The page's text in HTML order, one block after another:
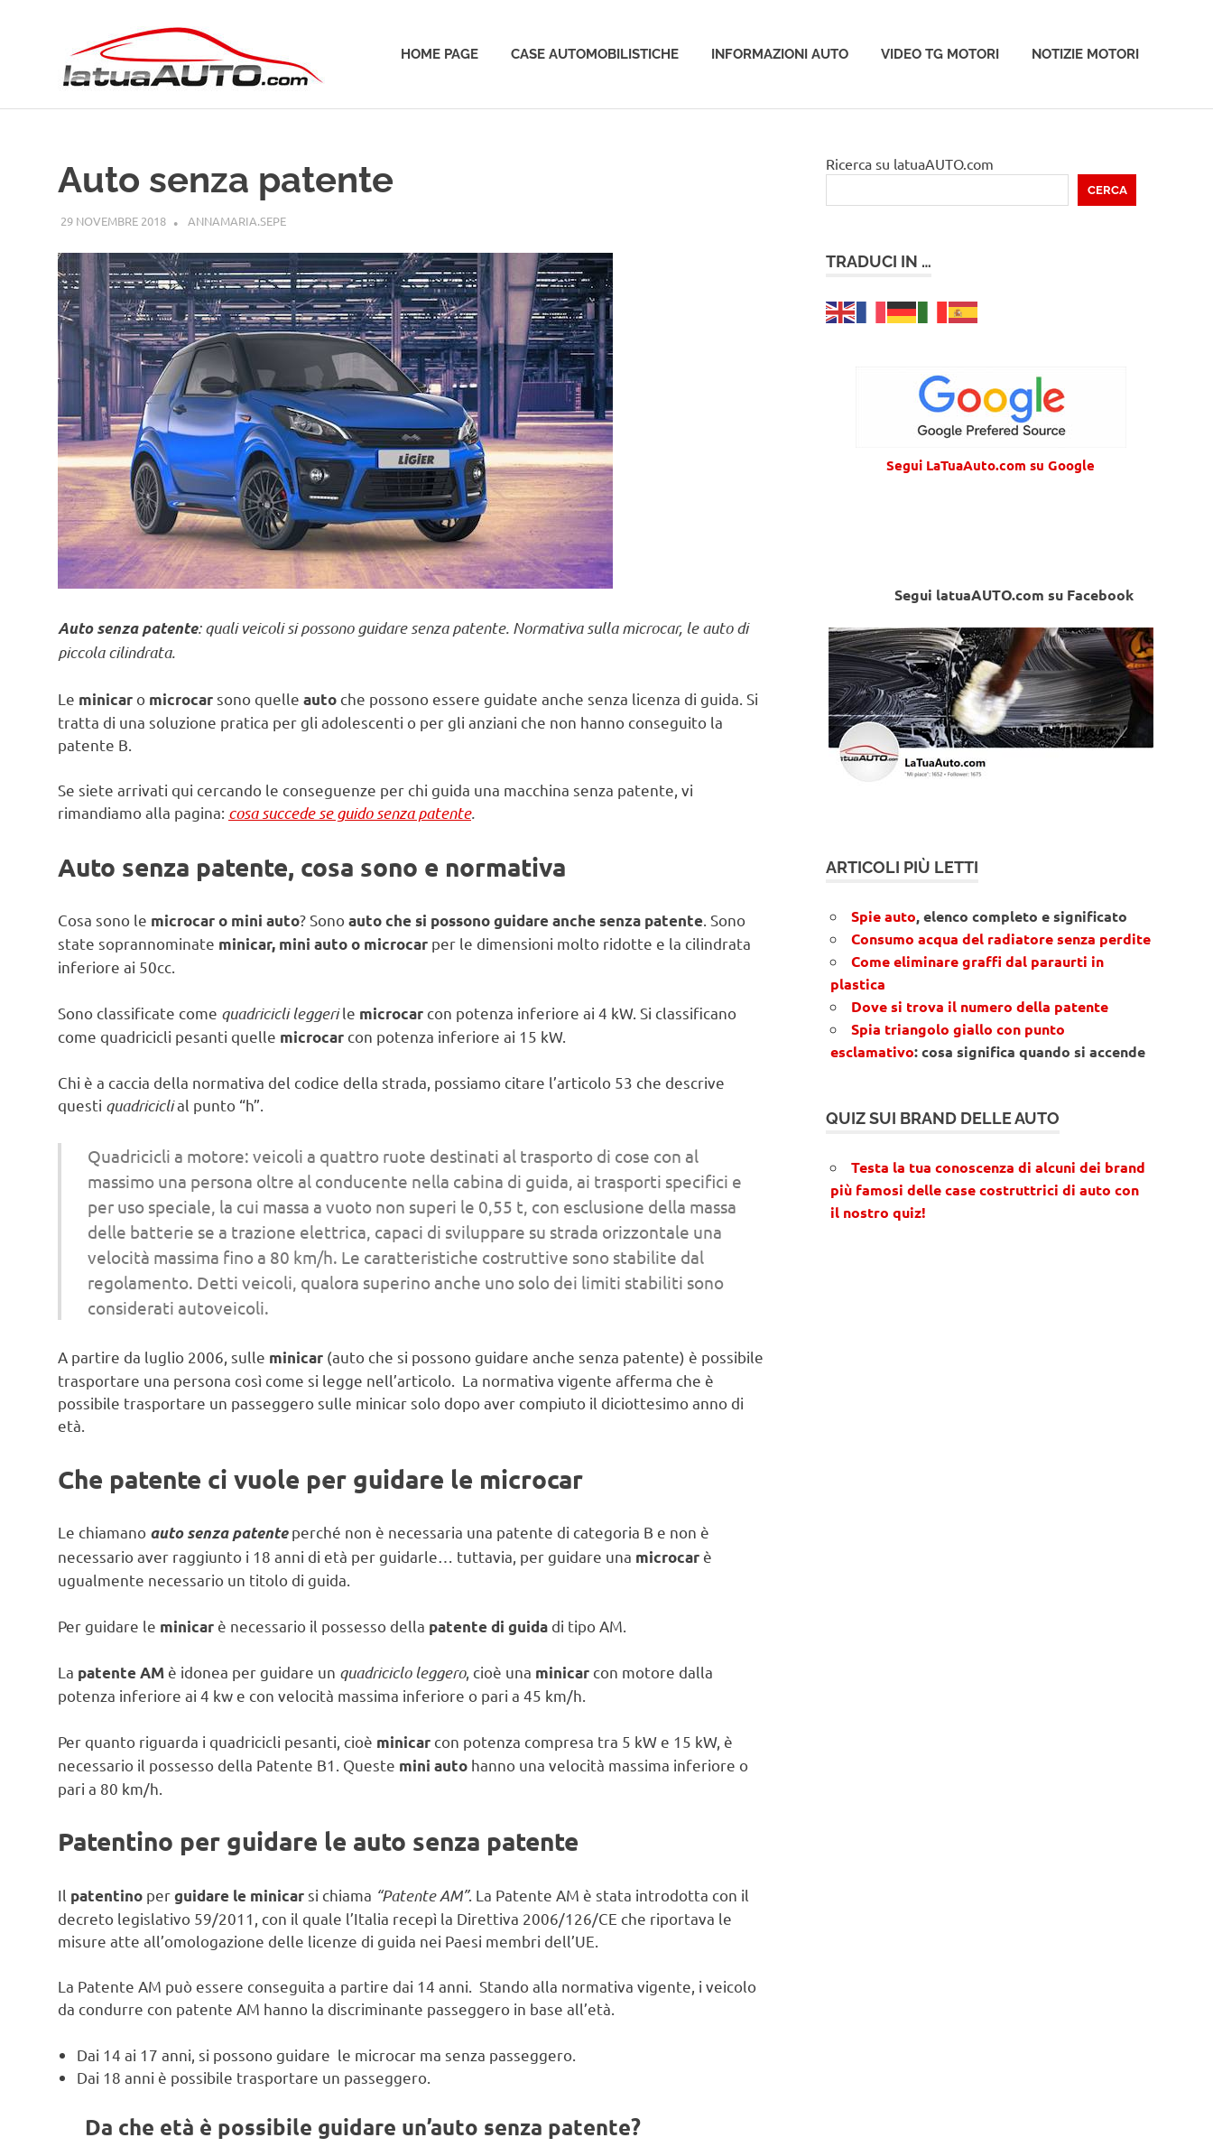
HOME PAGE CASE AUTOMOBILISTICHE INFORMAZIONI AUTO VIDEO TG MOTORI NOTIZIE MOTORI
Auto senza patente
29 NOVEMBRE 2018 ANNAMARIA.SEPEPATENTE
Auto senza patente: quali veicoli si possono guidare senza patente. Normativa sulla microcar, le auto di
piccola cilindrata.
Le minicar o microcar sono quelle auto che possono essere guidate anche senza licenza di guida. Si
tratta di una soluzione pratica per gli adolescenti o per gli anziani che non hanno conseguito la
patente B.
Se siete arrivati qui cercando le conseguenze per chi guida una macchina senza patente, vi
rimandiamo alla pagina: cosa succede se guido senza patente.
Auto senza patente, cosa sono e normativa
Cosa sono le microcar o mini auto? Sonoauto che si possono guidare anche senza patente. Sono
state soprannominate minicar, mini auto o microcar per le dimensioni molto ridotte e la cilindrata
inferiore ai 50cc.
Sono classificate come quadricicli leggerile microcar con potenza inferiore ai 4 kW. Si classificano
come quadricicli pesanti quelle microcar con potenza inferiore ai 15 kW.
Chi è a caccia della normativa del codice della strada, possiamo citare l’articolo 53 che descrive
questi quadriciclial punto “h”.
Quadricicli a motore: veicoli a quattro ruote destinati al trasporto di cose con al
massimo una persona oltre al conducente nella cabina di guida, ai trasporti specifici e
per uso speciale, la cui massa a vuoto non superi le 0,55 t, con esclusione della massa
delle batterie se a trazione elettrica, capaci di sviluppare su strada orizzontale una
velocità massima fino a 80 km/h. Le caratteristiche costruttive sono stabilite dal
regolamento. Detti veicoli, qualora superino anche uno solo dei limiti stabiliti sono
considerati autoveicoli.
A partire da luglio 2006, sulle minicar (auto che si possono guidare anche senza patente) è possibile
trasportare una persona così come si legge nell’articolo. La normativa vigente afferma che è
possibile trasportare un passeggero sulle minicar solo dopo aver compiuto il diciottesimo anno di
età.
Che patente ci vuole per guidare le microcar
Le chiamano auto senza patenteperché non è necessaria una patente di categoria B e non è
necessario aver raggiunto i 18 anni di età per guidarle… tuttavia, per guidare una microcar è
ugualmente necessario un titolo di guida.
Per guidare le minicar è necessario il possesso della patente di guida di tipo AM.
La patente AM è idonea per guidare un quadriciclo leggero, cioè una minicar con motore dalla
potenza inferiore ai 4 kw e con velocità massima inferiore o pari a 45 km/h.
Per quanto riguarda i quadricicli pesanti, cioè minicar con potenza compresa tra 5 kW e 15 kW, è
necessario il possesso della Patente B1. Queste mini auto hanno una velocità massima inferiore o
pari a 80 km/h.
Patentino per guidare le auto senza patente
Il patentino perguidare le minicar si chiama “Patente AM”. La Patente AM è stata introdotta con il
decreto legislativo 59/2011, con il quale l’Italia recepì la Direttiva 2006/126/CE che riportava le
misure atte all’omologazione delle licenze di guida nei Paesi membri dell’UE.
La Patente AM può essere conseguita a partire dai 14 anni. Stando alla normativa vigente, i veicolo
da condurre con patente AM hanno la discriminante passeggero in base all’età.
Dai 14 ai 17 anni, si possono guidare le microcar ma senza passeggero.
Dai 18 anni è possibile trasportare un passeggero.
Da che età è possibile guidare un’auto senza patente?
Ricerca su latuaAUTO.com
CERCA
TRADUCI IN …
Segui LaTuaAuto.com su Google
Segui latuaAUTO.com su Facebook
ARTICOLI PIÙ LETTI
Spie auto, elenco completo e significato
Consumo acqua del radiatore senza perdite
Come eliminare graffi dal paraurti in
plastica
Dove si trova il numero della patente
Spia triangolo giallo con punto
esclamativo: cosa significa quando si accende
QUIZ SUI BRAND DELLE AUTO
Testa la tua conoscenza di alcuni dei brand
più famosi delle case costruttrici di auto con
il nostro quiz!